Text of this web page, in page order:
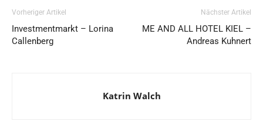
Vorheriger Artikel
Investmentmarkt – Lorina
Callenberg
Nächster Artikel
ME AND ALL HOTEL KIEL –
Andreas Kuhnert
Katrin Walch